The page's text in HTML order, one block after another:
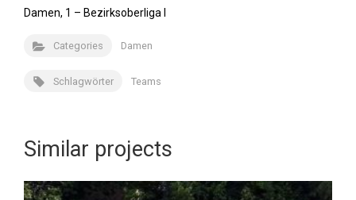
Damen, 1 – Bezirksoberliga I
Categories Damen
Schlagwörter Teams
Similar projects